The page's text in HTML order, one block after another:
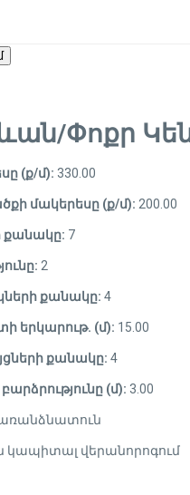
Փոքր
(ք/մ): 330.00
մակերեսը (ք/մ): 200.00
քանակը: 7
2
քանակը: 4
երկարութ. (մ): 15.00
քանակը: 4
(մ): 3.00
կապիտալ վերանորոգում